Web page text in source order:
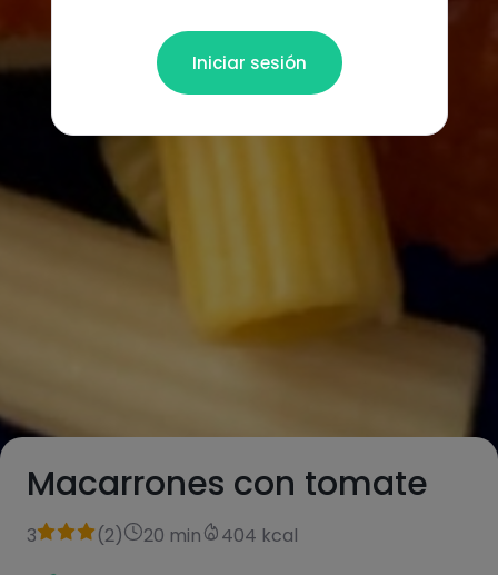
Macarrones con tomate
3 (2) 20 min 404 kcal
Iniciar sesión